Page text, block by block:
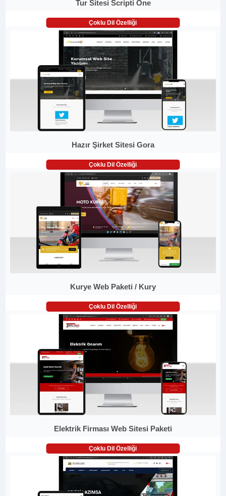
Tur Sitesi Scripti One
Çoklu Dil Özelliği
Hazır Şirket Sitesi Gora
Çoklu Dil Özelliği
Kurye Web Paketi / Kury
Çoklu Dil Özelliği
Elektrik Firması Web Sitesi Paketi
Çoklu Dil Özelliği